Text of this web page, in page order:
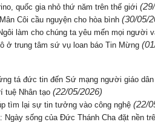
quốc gia nhỏ thứ năm trên thế giới
Côi cầu nguyện cho hòa bình (30/05/
làm cho chúng ta yêu mến mọi người
ở trung tâm sứ vụ loan báo Tin Mừng
tá đức tin đến Sứ mạng người giáo
tuệ Nhân tạo (22/05/2026)
tìm lại sự tin tưởng vào công nghệ (22/
sống của Đức Thánh Cha đặt nền